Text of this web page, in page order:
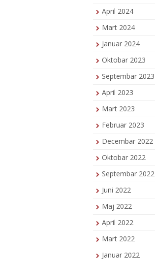
April 2024
Mart 2024
Januar 2024
Oktobar 2023
Septembar 2023
April 2023
Mart 2023
Februar 2023
Decembar 2022
Oktobar 2022
Septembar 2022
Juni 2022
Maj 2022
April 2022
Mart 2022
Januar 2022